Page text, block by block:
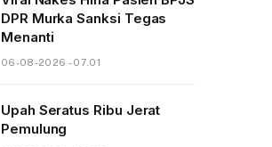
DPR Murka Sanksi Tegas
Menanti
06-08-2026 - 07.01
Upah Seratus Ribu Jerat
Pemulung